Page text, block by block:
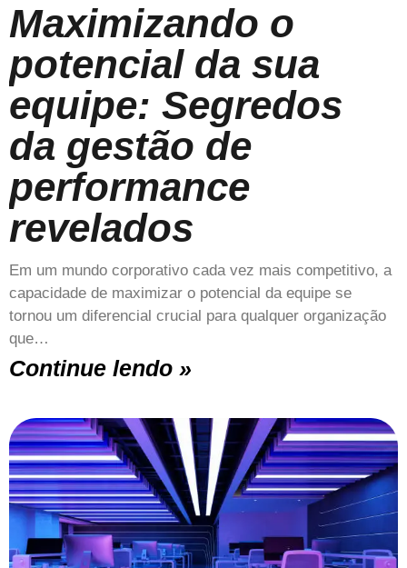
Maximizando o
potencial da sua
equipe: Segredos
da gestão de
performance
revelados
Em um mundo corporativo cada vez mais competitivo, a
capacidade de maximizar o potencial da equipe se
tornou um diferencial crucial para qualquer organização
que…
Continue lendo »